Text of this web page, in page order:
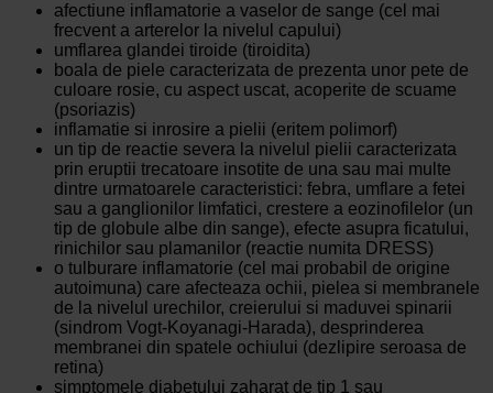
afectiune inflamatorie a vaselor de sange (cel mai
frecvent a arterelor la nivelul capului)
umflarea glandei tiroide (tiroidita)
boala de piele caracterizata de prezenta unor pete de
culoare rosie, cu aspect uscat, acoperite de scuame
(psoriazis)
inflamatie si inrosire a pielii (eritem polimorf)
un tip de reactie severa la nivelul pielii caracterizata
prin eruptii trecatoare insotite de una sau mai multe
dintre urmatoarele caracteristici: febra, umflare a fetei
sau a ganglionilor limfatici, crestere a eozinofilelor (un
tip de globule albe din sange), efecte asupra ficatului,
rinichilor sau plamanilor (reactie numita DRESS)
o tulburare inflamatorie (cel mai probabil de origine
autoimuna) care afecteaza ochii, pielea si membranele
de la nivelul urechilor, creierului si maduvei spinarii
(sindrom Vogt-Koyanagi-Harada), desprinderea
membranei din spatele ochiului (dezlipire seroasa de
retina)
simptomele diabetului zaharat de tip 1 sau